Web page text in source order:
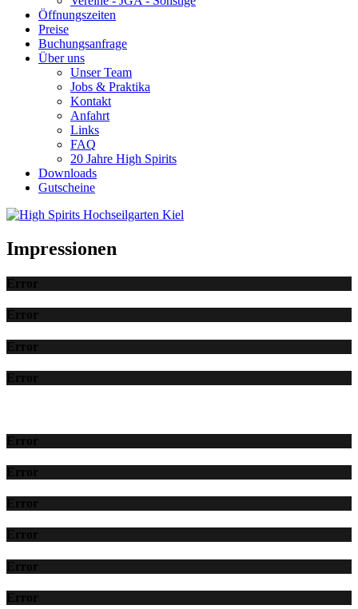
Öffnungszeiten
Preise
Buchungsanfrage
Über uns
Unser Team
Jobs & Praktika
Kontakt
Anfahrt
Links
FAQ
20 Jahre High Spirits
Downloads
Gutscheine
Impressionen
Error
Error
Error
Error
Error
Error
Error
Error
Error
Error